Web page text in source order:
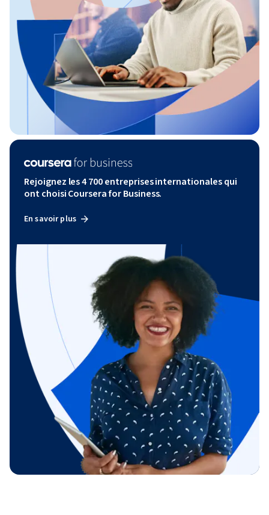
Rejoignez les 4 700 entreprises internationales qui
ont choisi Coursera for Business.
En savoir plus